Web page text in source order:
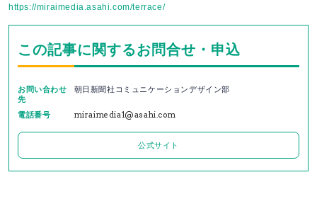
https://miraimedia.asahi.com/terrace/
この記事に関するお問合せ・申込
お問い合わせ
先
朝日新聞社コミュニケーションデザイン部
電話番号 miraimedia1@asahi.com
公式サイト